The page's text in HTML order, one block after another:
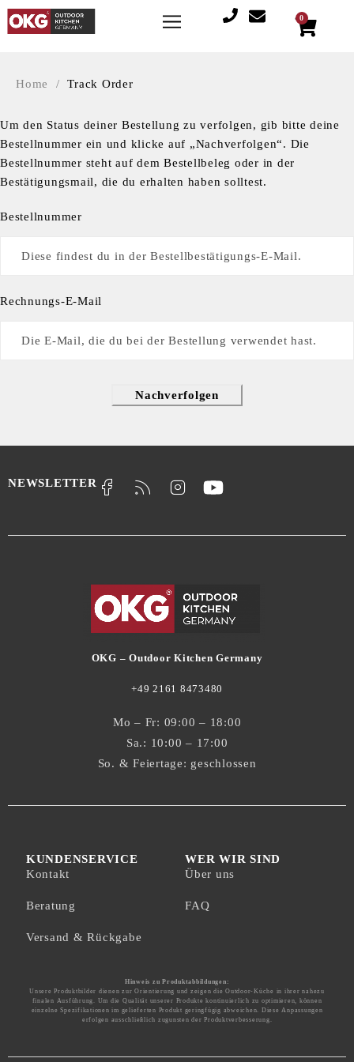
0
Home / Track Order
Um den Status deiner Bestellung zu verfolgen, gib bitte deine
Bestellnummer ein und klicke auf „Nachverfolgen“. Die
Bestellnummer steht auf dem Bestellbeleg oder in der
Bestätigungsmail, die du erhalten haben solltest.
Bestellnummer
Rechnungs-E-Mail
Nachverfolgen
OKG – Outdoor Kitchen Germany
+49 2161 8473480
Mo – Fr: 09:00 – 18:00
Sa.: 10:00 – 17:00
So. & Feiertage: geschlossen
WER WIR SIND
Über uns
FAQ
KUNDENSERVICE
Kontakt
Beratung
Versand & Rückgabe
NEWSLETTER
Hinweis zu Produktabbildungen:
Unsere Produktbilder dienen zur Orientierung und zeigen die Outdoor-Küche in ihrer nahezu
finalen Ausführung. Um die Qualität unserer Produkte kontinuierlich zu optimieren, können
einzelne Spezifikationen im gelieferten Produkt geringfügig abweichen. Diese Anpassungen
erfolgen ausschließlich zugunsten der Produktverbesserung.